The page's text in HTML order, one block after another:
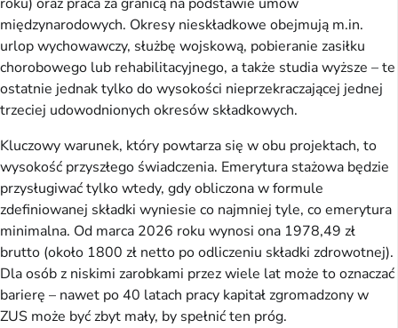
międzynarodowych. Okresy nieskładkowe obejmują m.in.
urlop wychowawczy, służbę wojskową, pobieranie zasiłku
chorobowego lub rehabilitacyjnego, a także studia wyższe – te
ostatnie jednak tylko do wysokości nieprzekraczającej jednej
trzeciej udowodnionych okresów składkowych.
Kluczowy warunek, który powtarza się w obu projektach, to
wysokość przyszłego świadczenia. Emerytura stażowa będzie
przysługiwać tylko wtedy, gdy obliczona w formule
zdefiniowanej składki wyniesie co najmniej tyle, co emerytura
minimalna. Od marca 2026 roku wynosi ona 1978,49 zł
brutto (około 1800 zł netto po odliczeniu składki zdrowotnej).
Dla osób z niskimi zarobkami przez wiele lat może to oznaczać
barierę – nawet po 40 latach pracy kapitał zgromadzony w
ZUS może być zbyt mały, by spełnić ten próg.